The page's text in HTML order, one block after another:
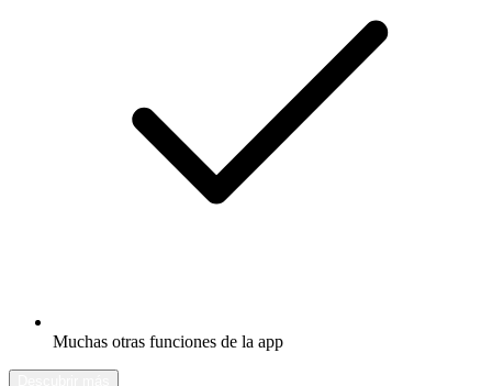
Muchas otras funciones de la app